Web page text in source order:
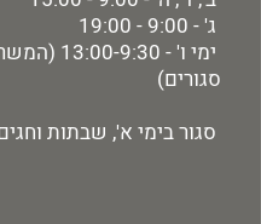
ג' - 9:00 - 19:00
ימי ו' - 13:00-
סגורים)
סגור בימי א', שבתות